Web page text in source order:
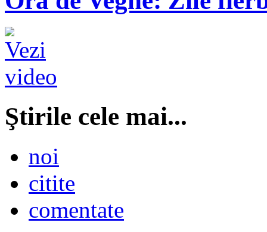
Ştirile cele mai...
noi
citite
comentate